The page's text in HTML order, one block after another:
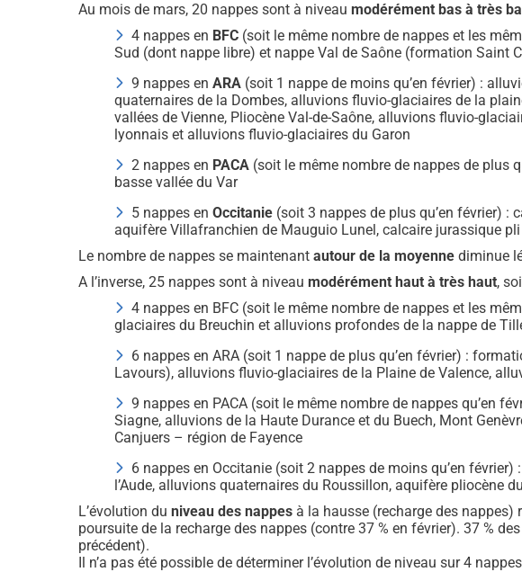
Au mois de mars, 20 nappes sont à niveaumodérément bas à très
4 nappes en BFC (soit le même nombre de nappes et les
Sud (dont nappe libre) et nappe Val de Saône (formation Saint
9 nappes enARA (soit 1 nappe de moins qu’en février) :
quaternaires de la Dombes, alluvions fluvio-glaciaires de la
vallées de Vienne, Pliocène Val-de-Saône, alluvions fluvio-
lyonnais et alluvions fluvio-glaciaires du Garon
2 nappes en PACA (soit le même nombre de nappes de plus
basse vallée du Var
5 nappes enOccitanie (soit 3 nappes de plus qu’en février) :
aquifère Villafranchien de Mauguio Lunel, calcaire jurassique
Le nombre de nappes se maintenantautour de la moyenne diminue
A l’inverse, 25 nappes sont à niveaumodérément haut à très haut,
4 nappes en BFC (soit le même nombre de nappes et les
glaciaires du Breuchin et alluvions profondes de la nappe de
6 nappes en ARA (soit 1 nappe de plus qu’en février) :
Lavours), alluvions fluvio-glaciaires de la Plaine de Valence,
9 nappes en PACA (soit le même nombre de nappes qu’en
Siagne, alluvions de la Haute Durance et du Buech, Mont
Canjuers – région de Fayence
6 nappes en Occitanie (soit 2 nappes de moins qu’en
l’Aude, alluvions quaternaires du Roussillon, aquifère pliocène
L’évolution duniveau des nappes à la hausse (recharge des
poursuite de la recharge des nappes (contre 37 % en février). 37 %
précédent).
Il n’a pas été possible de déterminer l’évolution de niveau sur 4